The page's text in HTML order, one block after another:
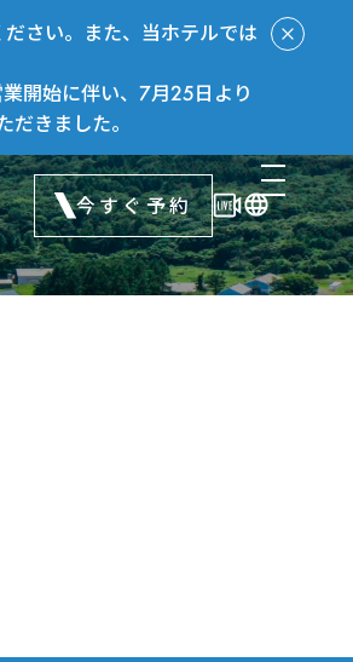
さい。また、当ホテルでは
開始に伴い、7月25日より
きました。
今すぐ予約